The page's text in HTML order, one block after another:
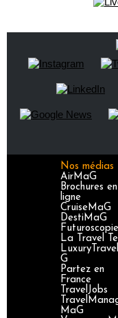
Nos médias
AirMaG
Brochures en
ligne
CruiseMaG
DestiMaG
Futuroscopie
La Travel
G
Partez en
France
TravelJobs
MaG